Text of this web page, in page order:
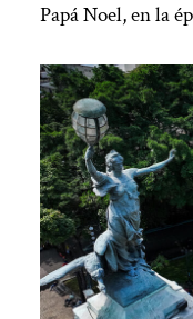
Papá Noel, en la